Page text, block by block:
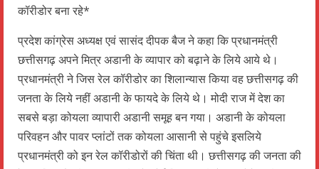
कॉरीडोर बना रहे*
प्रदेश कांग्रेस अध्यक्ष एवं सासंद दीपक बैज ने कहा कि प्रधानमंत्री
छत्तीसगढ़ अपने मित्र अडानी के व्यापार को बढ़ाने के लिये आये थे।
प्रधानमंत्री ने जिस रेल कॉरीडोर का शिलान्यास किया वह छत्तीसगढ़ की
जनता के लिये नहीं अडानी के फायदे के लिये थे। मोदी राज में देश का
सबसे बड़ा कोयला व्यापारी अडानी समूह बन गया। अडानी के कोयला
परिवहन और पावर प्लांटों तक कोयला आसानी से पहुंचे इसलिये
प्रधानमंत्री को इन रेल कॉरीडोरों की चिंता थी। छत्तीसगढ़ की जनता की